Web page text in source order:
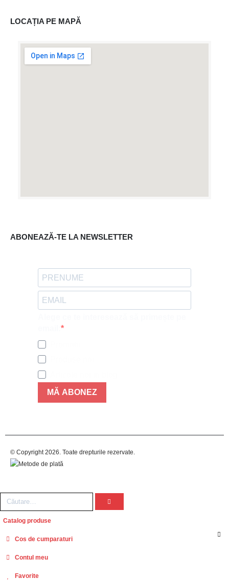
LOCAȚIA PE MAPĂ
ABONEAZĂ-TE LA NEWSLETTER
MĂ ABONEZ
© Copyright 2026. Toate drepturile rezervate.
Catalog produse
Cos de cumparaturi
Contul meu
Favorite